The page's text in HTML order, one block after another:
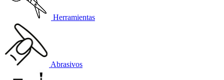
Herramientas
Abrasivos